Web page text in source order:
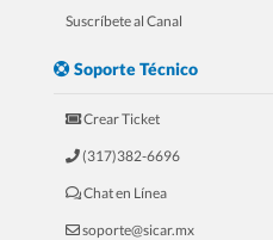
5.- 20 Razones
Suscríbete al Canal
Soporte Técnico
Crear Ticket
(317)382-6696
Chat en Línea
soporte@sicar.mx